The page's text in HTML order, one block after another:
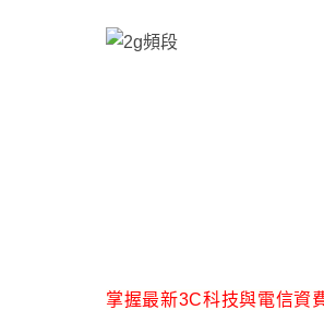
掌握最新3C科技與電信資